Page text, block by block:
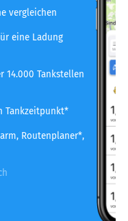
vergleichen
eine Ladung
Tankstellen
Tankzeitpunkt*
Routenplaner*,